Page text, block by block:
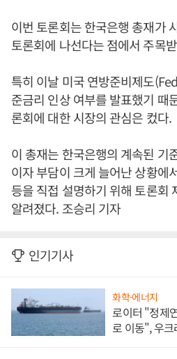
이번 토론회는 한국은행 총재가
토론회에 나선다는 점에서 주목
특히 이날 미국 연방준비제도
준금리 인상 여부를 발표했기 때
론회에 대한 시장의 관심은 컸다.
이 총재는 한국은행의 계속된 기
이자 부담이 크게 늘어난 상황에
등을 직접 설명하기 위해 토론회
알려졌다. 조승리 기자
인기기사
화학·에너지
로이터 "정제
로 이동", 우